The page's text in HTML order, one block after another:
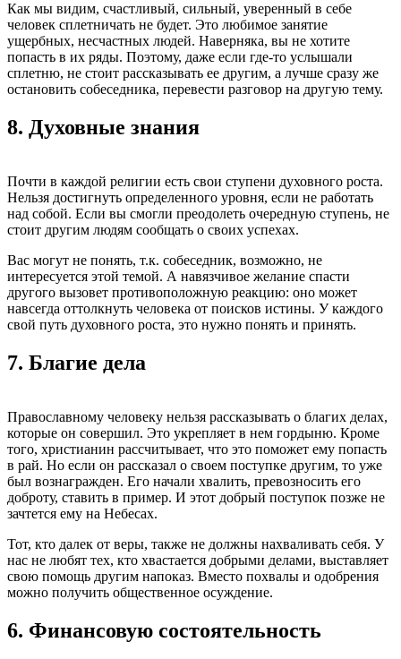
Как мы видим, счастливый, сильный, уверенный в себе
человек сплетничать не будет. Это любимое занятие
ущербных, несчастных людей. Наверняка, вы не хотите
попасть в их ряды. Поэтому, даже если где-то услышали
сплетню, не стоит рассказывать ее другим, а лучше сразу же
остановить собеседника, перевести разговор на другую тему.
8. Духовные знания
Почти в каждой религии есть свои ступени духовного роста.
Нельзя достигнуть определенного уровня, если не работать
над собой. Если вы смогли преодолеть очередную ступень, не
стоит другим людям сообщать о своих успехах.
Вас могут не понять, т.к. собеседник, возможно, не
интересуется этой темой. А навязчивое желание спасти
другого вызовет противоположную реакцию: оно может
навсегда оттолкнуть человека от поисков истины. У каждого
свой путь духовного роста, это нужно понять и принять.
7. Благие дела
Православному человеку нельзя рассказывать о благих делах,
которые он совершил. Это укрепляет в нем гордыню. Кроме
того, христианин рассчитывает, что это поможет ему попасть
в рай. Но если он рассказал о своем поступке другим, то уже
был вознагражден. Его начали хвалить, превозносить его
доброту, ставить в пример. И этот добрый поступок позже не
зачтется ему на Небесах.
Тот, кто далек от веры, также не должны нахваливать себя. У
нас не любят тех, кто хвастается добрыми делами, выставляет
свою помощь другим напоказ. Вместо похвалы и одобрения
можно получить общественное осуждение.
6. Финансовую состоятельность